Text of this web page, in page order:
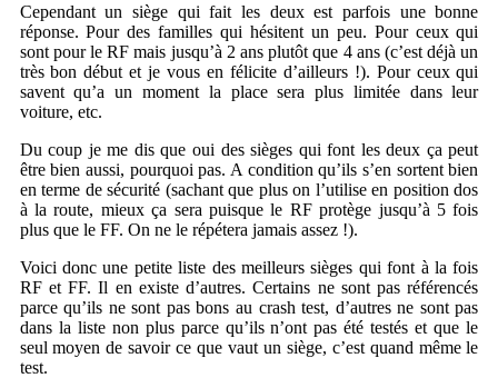
Cependant un siège qui fait les deux est parfois une bonne
réponse. Pour des familles qui hésitent un peu. Pour ceux qui
sont pour le RF mais jusqu’à 2 ans plutôt que 4 ans (c’est déjà un
très bon début et je vous en félicite d’ailleurs !). Pour ceux qui
savent qu’a un moment la place sera plus limitée dans leur
voiture, etc.
Du coup je me dis que oui des sièges qui font les deux ça peut
être bien aussi, pourquoi pas. A condition qu’ils s’en sortent bien
en terme de sécurité (sachant que plus on l’utilise en position dos
à la route, mieux ça sera puisque le RF protège jusqu’à 5 fois
plus que le FF. On ne le répétera jamais assez !).
Voici donc une petite liste des meilleurs sièges qui font à la fois
RF et FF. Il en existe d’autres. Certains ne sont pas référencés
parce qu’ils ne sont pas bons au crash test, d’autres ne sont pas
dans la liste non plus parce qu’ils n’ont pas été testés et que le
seul moyen de savoir ce que vaut un siège, c’est quand même le
test.